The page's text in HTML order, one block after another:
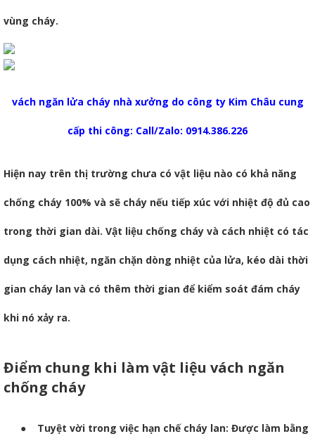
vùng cháy.
vách ngăn lửa cháy nhà xưởng do công ty Kim Châu cung
cấp thi công: Call/Zalo: 0914.386.226
Hiện nay trên thị trường chưa có vật liệu nào có khả năng
chống cháy 100% và sẽ cháy nếu tiếp xúc với nhiệt độ đủ cao
trong thời gian dài. Vật liệu chống cháy và cách nhiệt có tác
dụng cách nhiệt, ngăn chặn dòng nhiệt của lửa, kéo dài thời
gian cháy lan và có thêm thời gian để kiểm soát đám cháy
khi nó xảy ra.
Điểm chung khi làm vật liệu vách ngăn
chống cháy
● Tuyệt vời trong việc hạn chế cháy lan: Được làm bằng